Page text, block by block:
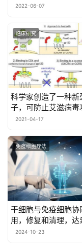
2022-06-07
临床研究
科学家创造了一种新
子，可防止艾滋病毒
疫细胞
2021-04-17
免疫细胞疗法
干细胞与免疫细胞协
用，修复和清理，达
的身体健康状态
2024-10-23